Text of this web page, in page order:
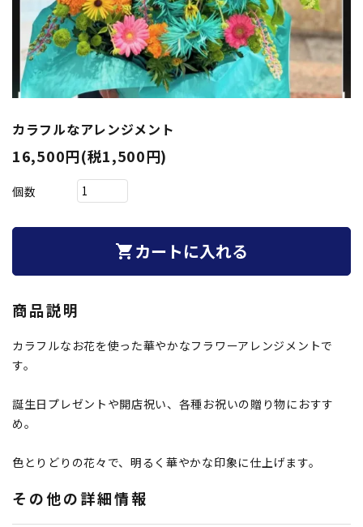
カラフルなアレンジメント
16,500円(税1,500円)
個数
shopping_cart カートに入れる
商品説明
カラフルなお花を使った華やかなフラワーアレンジメントで
す。
誕生日プレゼントや開店祝い、各種お祝いの贈り物におすす
め。
色とりどりの花々で、明るく華やかな印象に仕上げます。
その他の詳細情報